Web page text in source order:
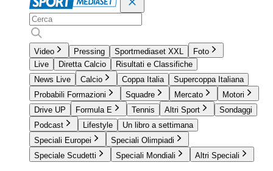
Video Pressing Sportmediaset XXL
Foto
Live
Diretta Calcio
Risultati e Classifiche
News Live
Calcio Coppa Italia
Supercoppa Italiana
Probabili Formazioni
Squadre Mercato
Motori
Drive UP
Formula E Tennis Altri Sport
Sondaggi
Podcast
Lifestyle
Un libro a settimana
Speciali Europei
Speciali Olimpiadi
Speciale Scudetti
Speciali Mondiali Altri Speciali